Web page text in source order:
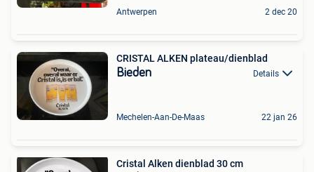
Antwerpen 2 dec 20
CRISTAL ALKEN plateau/dienblad
Bieden Details
Mechelen-Aan-De-Maas 22 jan 26
Cristal Alken dienblad 30 cm